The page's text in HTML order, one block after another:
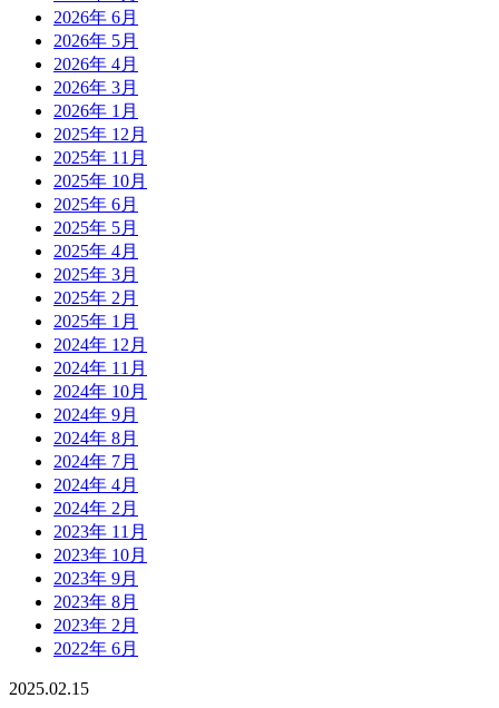
2026年 6月
2026年 5月
2026年 4月
2026年 3月
2026年 1月
2025年 12月
2025年 11月
2025年 10月
2025年 6月
2025年 5月
2025年 4月
2025年 3月
2025年 2月
2025年 1月
2024年 12月
2024年 11月
2024年 10月
2024年 9月
2024年 8月
2024年 7月
2024年 4月
2024年 2月
2023年 11月
2023年 10月
2023年 9月
2023年 8月
2023年 2月
2022年 6月
2025.02.15